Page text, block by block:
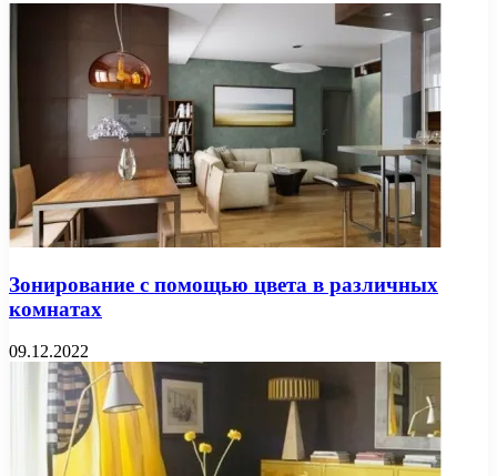
Зонирование с помощью цвета в различных
комнатах
09.12.2022